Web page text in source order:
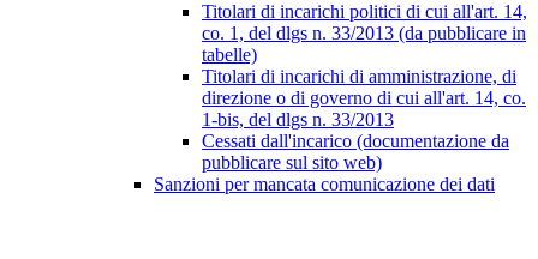
Titolari di incarichi politici di cui all'art. 14,
co. 1, del dlgs n. 33/2013 (da pubblicare in
tabelle)
Titolari di incarichi di amministrazione, di
direzione o di governo di cui all'art. 14, co.
1-bis, del dlgs n. 33/2013
Cessati dall'incarico (documentazione da
pubblicare sul sito web)
Sanzioni per mancata comunicazione dei dati